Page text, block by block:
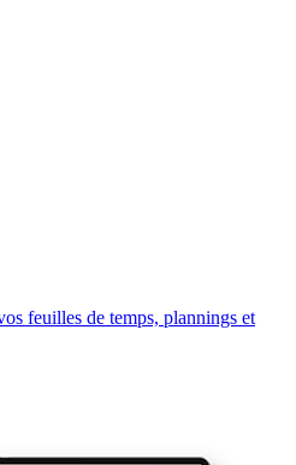
feuilles de temps, plannings et